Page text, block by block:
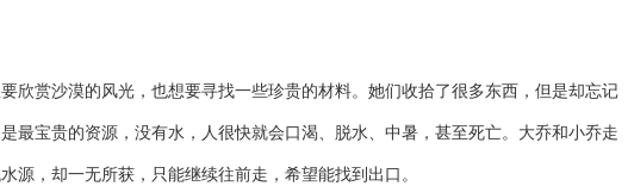
欣赏沙漠的风光，也想要寻找一些珍贵的材料。她们收拾了很多东西，但是却忘记
最宝贵的资源，没有水，人很快就会口渴、脱水、中暑，甚至死亡。大乔和小乔走
源，却一无所获，只能继续往前走，希望能找到出口。